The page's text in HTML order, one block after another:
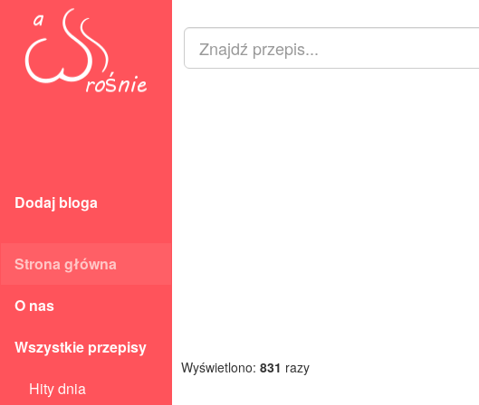
Dodaj bloga
Strona główna
O nas
Wszystkie przepisy
Hity dnia
Wyświetlono: 831 razy